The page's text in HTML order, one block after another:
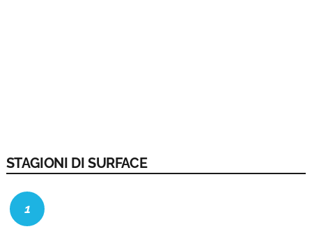
STAGIONI DI SURFACE
1